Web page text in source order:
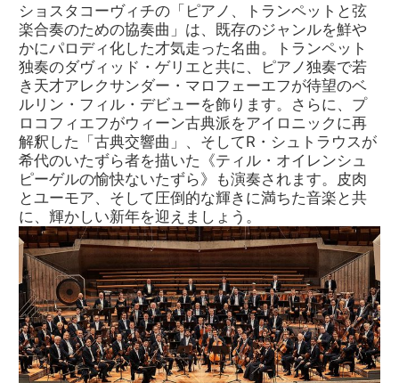
ショスタコーヴィチの「ピアノ、トランペットと弦
楽合奏のための協奏曲」は、既存のジャンルを鮮や
かにパロディ化した才気走った名曲。トランペット
独奏のダヴィッド・ゲリエと共に、ピアノ独奏で若
き天才アレクサンダー・マロフェーエフが待望のベ
ルリン・フィル・デビューを飾ります。さらに、プ
ロコフィエフがウィーン古典派をアイロニックに再
解釈した「古典交響曲」、そしてR・シュトラウスが
希代のいたずら者を描いた《ティル・オイレンシュ
ピーゲルの愉快ないたずら》も演奏されます。皮肉
とユーモア、そして圧倒的な輝きに満ちた音楽と共
に、輝かしい新年を迎えましょう。